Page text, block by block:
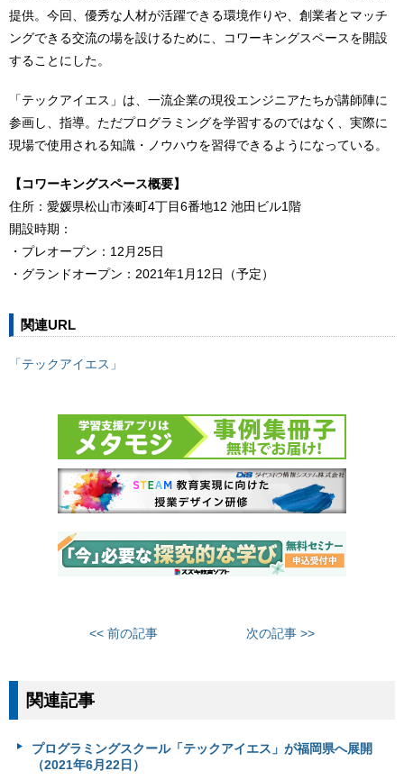
提供。今回、優秀な人材が活躍できる環境作りや、創業者とマッチ
ングできる交流の場を設けるために、コワーキングスペースを開設
することにした。
「テックアイエス」は、一流企業の現役エンジニアたちが講師陣に
参画し、指導。ただプログラミングを学習するのではなく、実際に
現場で使用される知識・ノウハウを習得できるようになっている。
【コワーキングスペース概要】
住所：愛媛県松山市湊町4丁目6番地12 池田ビル1階
開設時期：
・プレオープン：12月25日
・グランドオープン：2021年1月12日（予定）
関連URL
「テックアイエス」
<< 前の記事 次の記事 >>
関連記事
プログラミングスクール「テックアイエス」が福岡県へ展開
（2021年6月22日）